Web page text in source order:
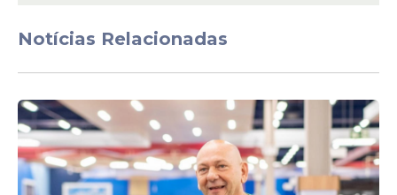
no caso Epstein
Veja Também
Notícias Relacionadas